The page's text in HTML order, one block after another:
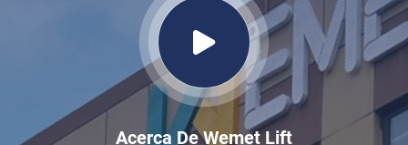
Acerca De Wemet Lift